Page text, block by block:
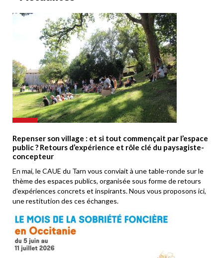
Repenser son village : et si tout commençait par l’espace
public ? Retours d’expérience et rôle clé du paysagiste-
concepteur
En mai, le CAUE du Tarn vous conviait à une table-ronde sur le
thème des espaces publics, organisée sous forme de retours
d'expériences concrets et inspirants. Nous vous proposons ici,
une restitution des ces échanges.